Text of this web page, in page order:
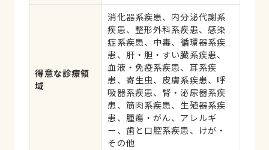
得意な診療領
域
消化器系疾患、内分泌代謝系
疾患、整形外科系疾患、感染
症系疾患、中毒、循環器系疾
患、肝・胆・すい臓系疾患、
血液・免疫系疾患、耳系疾
患、寄生虫、皮膚系疾患、呼
吸器系疾患、腎・泌尿器系疾
患、筋肉系疾患、生殖器系疾
患、腫瘍・がん、アレルギ
ー、歯と口腔系疾患、けが・
その他